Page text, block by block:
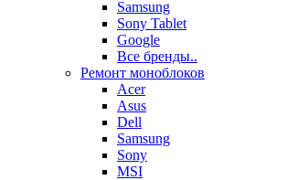
Samsung
Sony Tablet
Google
Все бренды..
Ремонт моноблоков
Acer
Asus
Dell
Samsung
Sony
MSI